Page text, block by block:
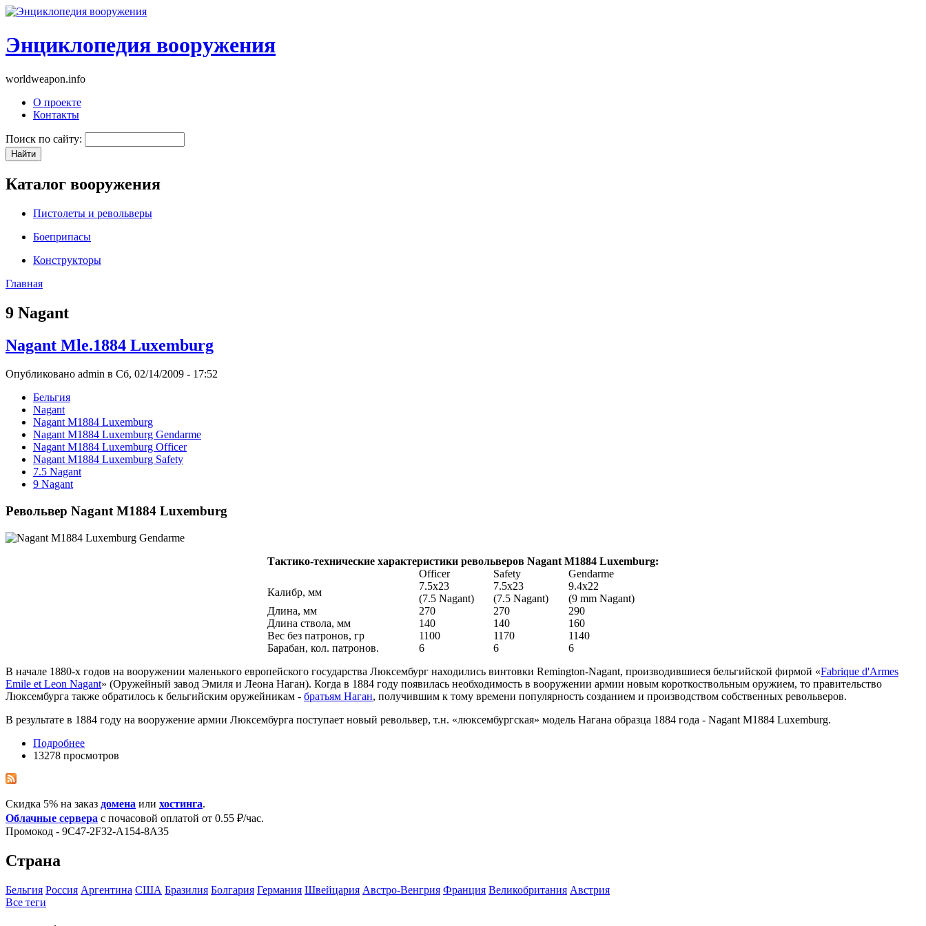
Энциклопедия вооружения
worldweapon.info
О проекте
Контакты
Поиск по сайту:
Каталог вооружения
Пистолеты и револьверы
Боеприпасы
Конструкторы
Главная
9 Nagant
Nagant Mle.1884 Luxemburg
Опубликовано admin в Сб, 02/14/2009 - 17:52
Бельгия
Nagant
Nagant M1884 Luxemburg
Nagant M1884 Luxemburg Gendarme
Nagant M1884 Luxemburg Officer
Nagant M1884 Luxemburg Safety
7.5 Nagant
9 Nagant
Револьвер Nagant M1884 Luxemburg
Тактико-технические характеристики револьверов Nagant M1884 Luxemburg:
Officer
Safety
Gendarme
Калибр, мм
7.5х23
(7.5 Nagant)
7.5х23
(7.5 Nagant)
9.4х22
(9 mm Nagant)
Длина, мм
270 270
290
Длина ствола, мм
140 140
160
Вес без патронов, гр
1100 1170
1140
Барабан, кол. патронов.
6 6
6
В начале 1880-х годов на вооружении маленького европейского государства Люксембург находились винтовки Remington-Nagant, производившиеся бельгийской фирмой «Fabrique d'Armes
Emile et Leon Nagant» (Оружейный завод Эмиля и Леона Наган). Когда в 1884 году появилась необходимость в вооружении армии новым короткоствольным оружием, то правительство
Люксембурга также обратилось к бельгийским оружейникам - братьям Наган, получившим к тому времени популярность созданием и производством собственных револьверов.
В результате в 1884 году на вооружение армии Люксембурга поступает новый револьвер, т.н. «люксембургская» модель Нагана образца 1884 года - Nagant M1884 Luxemburg.
Подробнее
13278 просмотров
Скидка 5% на заказ домена или хостинга.
Облачные сервера с почасовой оплатой от 0.55 ₽/час.
Промокод - 9C47-2F32-A154-8A35
Страна
Бельгия Росcия Аргентина США Бразилия Болгария Германия Швейцария Австро-Венгрия Франция Великобритания Австрия
Все теги